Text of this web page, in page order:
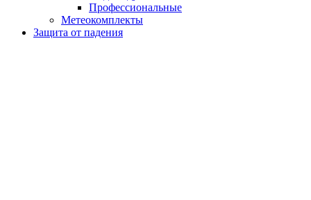
Профессиональные
Метеокомплекты
Защита от падения